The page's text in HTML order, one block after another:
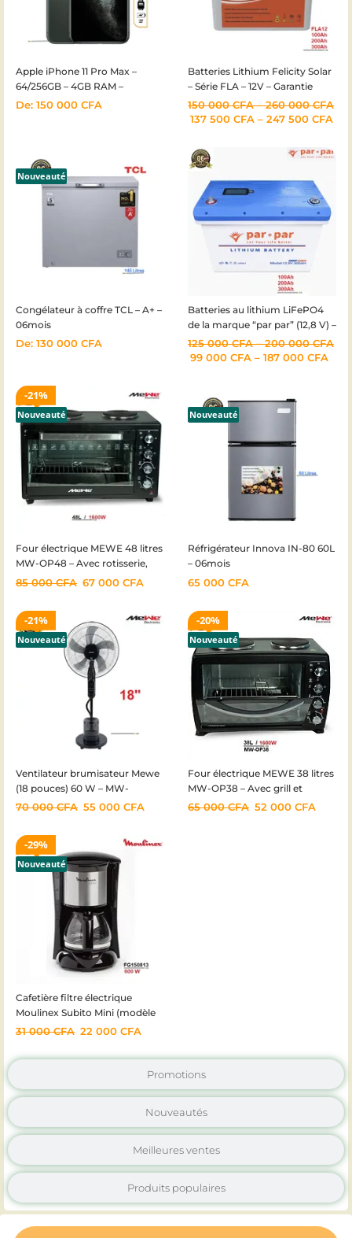
Promotions
Nouveautés
Meilleures ventes
Produits populaires
Apple iPhone 11 Pro Max –
64/256GB – 4GB RAM –
12+12+12MP – 3969mAh –
De: 150 000 CFA
Batteries Lithium Felicity Solar
– Série FLA – 12V – Garantie
24mois
150 000CFA–260 000CFA
137 500 CFA – 247 500 CFA
Nouveauté
Congélateur à coffre TCL – A+ –
06mois
De: 130 000 CFA
Batteries au lithium LiFePO4
de la marque “par par” (12,8 V) –
Garantie 6mois
125 000CFA–200 000CFA
99 000 CFA – 187 000 CFA
21%
Nouveauté
Four électrique MEWE 48 litres
MW-OP48 – Avec rotisserie,
grill et plaques de cuisson – 2
6mois
85 000CFA 67 000 CFA
Nouveauté
Réfrigérateur Innova IN-80 60L
– 06mois
65 000 CFA
21%
Nouveauté
Ventilateur brumisateur Mewe
(18 pouces) 60 W – MW-
MIST1849BK – Réservoir de 4 L
6mois
70 000CFA 55 000 CFA
20%
Nouveauté
Four électrique MEWE 38 litres
MW-OP38 – Avec grill et
plaque de cuisson – 2 foyers –
65 000CFA 52 000 CFA
29%
Nouveauté
Cafetière filtre électrique
Moulinex Subito Mini (modèle
FG1508) – Garantie 6mois
31 000CFA 22 000 CFA